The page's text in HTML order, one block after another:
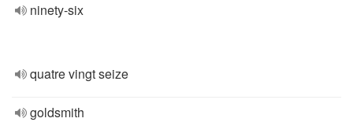
ninety-six
quatre vingt seize
goldsmith